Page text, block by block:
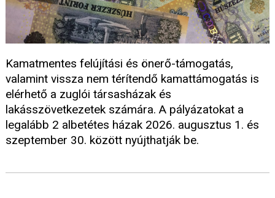
Kamatmentes felújítási és önerő-támogatás,
valamint vissza nem térítendő kamattámogatás is
elérhető a zuglói társasházak és
lakásszövetkezetek számára. A pályázatokat a
legalább 2 albetétes házak 2026. augusztus 1. és
szeptember 30. között nyújthatják be.